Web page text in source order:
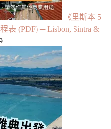
《里斯本 5
表 (PDF) ─ Lisbon, Sintra &